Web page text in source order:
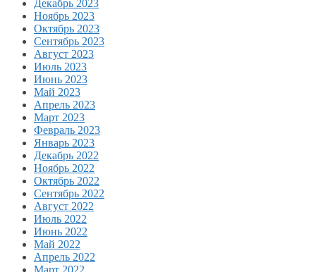
Декабрь 2023
Ноябрь 2023
Октябрь 2023
Сентябрь 2023
Август 2023
Июль 2023
Июнь 2023
Май 2023
Апрель 2023
Март 2023
Февраль 2023
Январь 2023
Декабрь 2022
Ноябрь 2022
Октябрь 2022
Сентябрь 2022
Август 2022
Июль 2022
Июнь 2022
Май 2022
Апрель 2022
Март 2022